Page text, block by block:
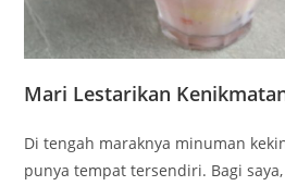
Mari Lestarikan
Di tengah maraknya minuman
punya tempat tersendiri. Bagi